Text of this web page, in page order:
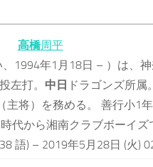
高橋周平
1994年1月18日 – ）は、
左打。 中日 ドラゴンズ所属
主将）を務める。 善行小1
代から湘南クラブボーイズ
語) – 2019年5月28日 (火)